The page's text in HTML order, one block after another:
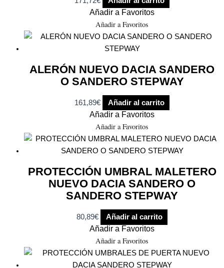
Añadir a Favoritos
Añadir a Favoritos
ALERÓN NUEVO DACIA SANDERO
O SANDERO STEPWAY
161,89€ Añadir al carrito
Añadir a Favoritos
Añadir a Favoritos
PROTECCIÓN UMBRAL MALETERO
NUEVO DACIA SANDERO O
SANDERO STEPWAY
80,89€ Añadir al carrito
Añadir a Favoritos
Añadir a Favoritos